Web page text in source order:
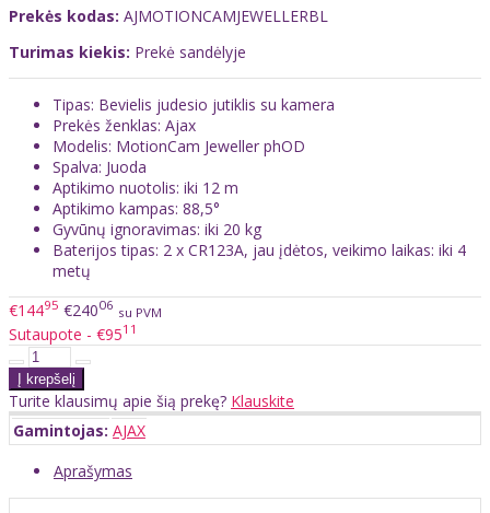
Prekės kodas: AJMOTIONCAMJEWELLERBL
Turimas kiekis: Prekė sandėlyje
Tipas: Bevielis judesio jutiklis su kamera
Prekės ženklas: Ajax
Modelis: MotionCam Jeweller phOD
Spalva: Juoda
Aptikimo nuotolis: iki 12 m
Aptikimo kampas: 88,5°
Gyvūnų ignoravimas: iki 20 kg
Baterijos tipas: 2 x CR123A, jau įdėtos, veikimo laikas: iki 4
metų
€14495 €24006 su PVM
Sutaupote - €9511
Turite klausimų apie šią prekę? Klauskite
Gamintojas: AJAX
Aprašymas